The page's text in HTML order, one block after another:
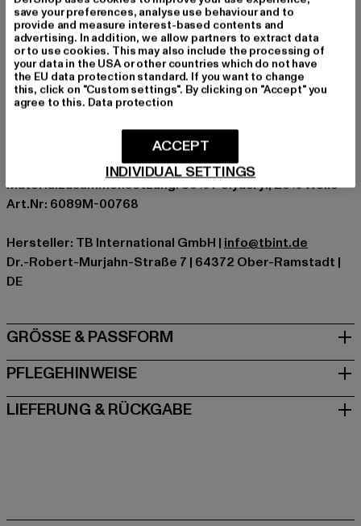
größenverstellbar am Hinterkopf durch Snapback-
Verschluss
gerader Visor
Anlass: Alltag
Verschlussarten: Buttonstrap
Marke: Flexfit
Hersteller Farbe: darkgrey/darkgrey
Materialzusammensetzung: 80% Polyacryl, 20% Wolle
Art.Nr: 6089M-00768
Hersteller: TB International GmbH | info@tbint.de
Dr.-Robert-Murjahn-Straße 7 | 64372 Ober-Ramstadt |
DE
GRÖSSE & PASSFORM
PFLEGEHINWEISE
LIEFERUNG & RÜCKGABE
save your preferences, analyse use behaviour and to
provide and measure interest-based contents and
advertising. In addition, we allow partners to extract data
or to use cookies. This may also include the processing of
your data in the USA or other countries which do not have
the EU data protection standard. If you want to change
this, click on "Custom settings". By clicking on "Accept" you
agree to this. Data protection
INDIVIDUAL SETTINGS
ACCEPT